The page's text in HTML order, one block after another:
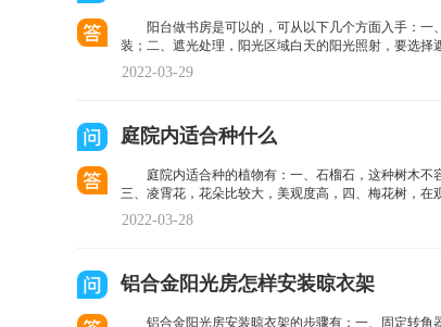
阳台做书房是可以的，可从以下几个方面入手：
装；二、遮光处理，阳光区域白天的阳光照射，要选择
2022-03-29
庭院内适合种什么
庭院内适合种的植物有：一、石榴石，这种树木
三、凌霄花，花朵比较大，美观度高，四、梅花树，在
2022-03-28
铝合金阳光房怎样安装晾衣架
铝合金阳光房安装晾衣架的步骤有：一、固定转